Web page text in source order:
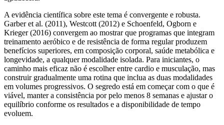
A evidência científica sobre este tema é convergente e robusta.
Garber et al. (2011), Westcott (2012) e Schoenfeld, Ogborn e
Krieger (2016) convergem ao mostrar que programas que integram
treinamento aeróbico e de resistência de forma regular produzem
benefícios superiores, em composição corporal, saúde metabólica e
longevidade, a qualquer modalidade isolada. Para iniciantes, o
caminho mais eficaz não é escolher entre cardio e musculação, mas
construir gradualmente uma rotina que inclua as duas modalidades
em volumes progressivos. O segredo está em começar com o que é
viável, manter a consistência por pelo menos 8 semanas e ajustar o
equilíbrio conforme os resultados e a disponibilidade de tempo
evoluem.